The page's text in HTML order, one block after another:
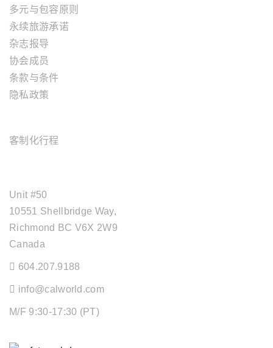
多元与包容原则
永续旅游承诺
杂志报导
协会成员
条款与条件
隐私政策
客制化行程
Unit #50
10551 Shellbridge Way,
Richmond BC V6X 2W9
Canada
604.207.9188
info@calworld.com
M/F 9:30-17:30 (PT)